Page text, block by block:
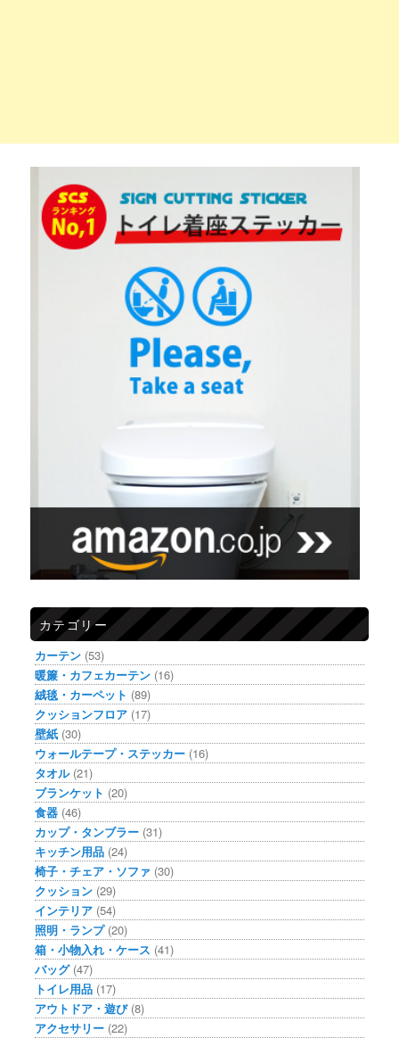
カテゴリー
カーテン (53)
暖簾・カフェカーテン (16)
絨毯・カーペット (89)
クッションフロア (17)
壁紙 (30)
ウォールテープ・ステッカー (16)
タオル(21)
ブランケット (20)
食器 (46)
カップ・タンブラー (31)
キッチン用品 (24)
椅子・チェア・ソファ (30)
クッション (29)
インテリア (54)
照明・ランプ(20)
箱・小物入れ・ケース (41)
バッグ(47)
トイレ用品 (17)
アウトドア・遊び(8)
アクセサリー (22)